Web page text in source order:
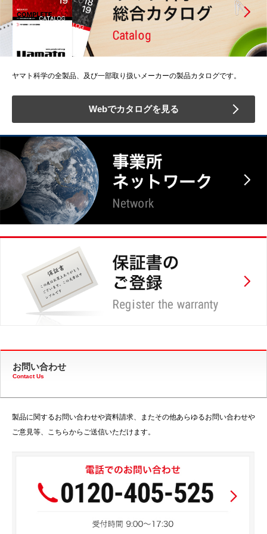
ヤマト科学の全製品、及び一部取り扱いメーカーの製品カタログです。
Webでカタログを見る
お問い合わせ
Contact Us
製品に関するお問い合わせや資料請求、またその他あらゆるお問い合わせや
ご意見等、こちらからご送信いただけます。